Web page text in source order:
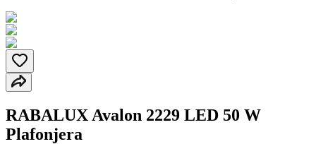
RABALUX Avalon 2229 LED 50 W
Plafonjera